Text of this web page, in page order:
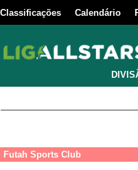
Classificações Calendário
Futah Sports Club